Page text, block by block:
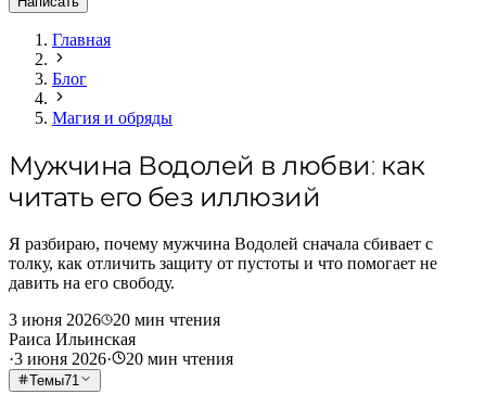
Главная
Блог
Магия и обряды
Мужчина Водолей в любви: как
читать его без иллюзий
Я разбираю, почему мужчина Водолей сначала сбивает с
толку, как отличить защиту от пустоты и что помогает не
давить на его свободу.
3 июня 2026
20 мин чтения
Раиса Ильинская
·3 июня 2026· 20 мин чтения
Темы71